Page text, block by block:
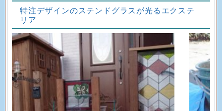
特注デザインのステンドグラスが光るエクステ
リア